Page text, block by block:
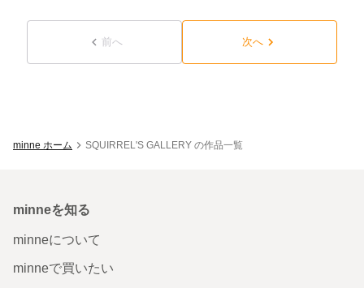
前へ 次へ
minne ホーム SQUIRREL'S GALLERY の作品一覧
minneを知る
minneについて
minneで買いたい